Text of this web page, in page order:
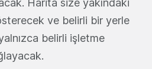
Harita size yakındaki
ve belirli bir yerle
belirli işletme